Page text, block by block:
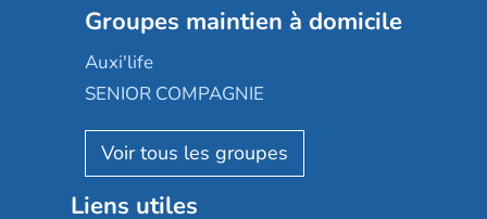
Les jardins d'Arcadie
Occitalia
Appartseniors
Reseda
Stella management
Les villages d'or
Groupe SOS
Le Noble Âge
Almage
Résidalya
Groupe aplus
Groupes maintien à domicile
Auxi'life
SENIOR COMPAGNIE
AGE D'OR Services
Liens utiles